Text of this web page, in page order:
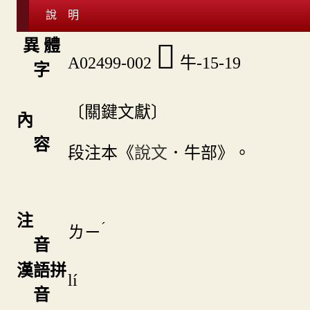
說 明
異 體
字
A02499-002 𤛿 牛-15-19
內
容
〔關鍵文獻〕
段注本《說文 ．牛部》。
注
音
ㄌㄧˊ
漢語拼
音
lí